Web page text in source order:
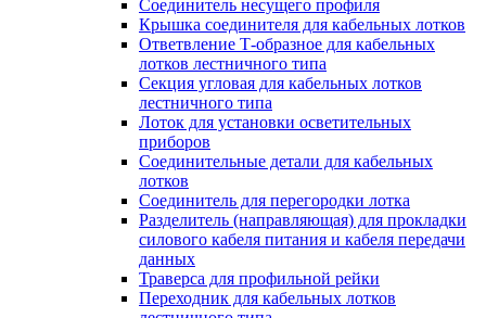
Соединитель несущего профиля
Крышка соединителя для кабельных лотков
Ответвление Т-образное для кабельных
лотков лестничного типа
Секция угловая для кабельных лотков
лестничного типа
Лоток для установки осветительных
приборов
Соединительные детали для кабельных
лотков
Соединитель для перегородки лотка
Разделитель (направляющая) для прокладки
силового кабеля питания и кабеля передачи
данных
Траверса для профильной рейки
Переходник для кабельных лотков